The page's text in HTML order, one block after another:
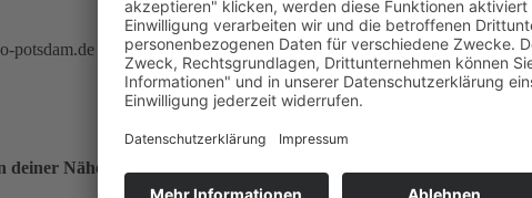
potsdam.de oder TEL: 0331. 200 76 310
Nähe!